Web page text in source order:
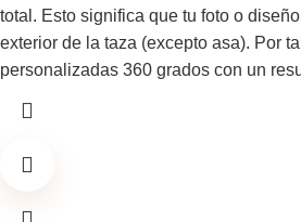
total. Esto significa que tu foto o
exterior de la taza (excepto asa). Por
personalizadas 360 grados con un